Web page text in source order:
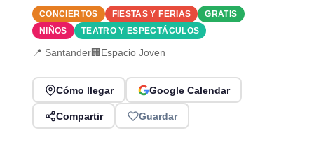
CONCIERTOS FIESTAS Y FERIAS
GRATIS
NIÑOS
TEATRO Y ESPECTÁCULOS
📍 Santander🏢 Espacio Joven
Cómo llegar Google Calendar
Compartir Guardar